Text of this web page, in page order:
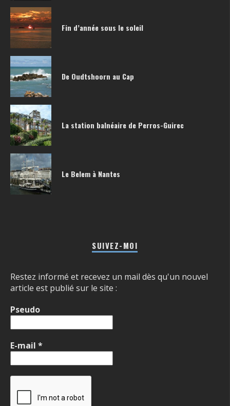
Fin d’année sous le soleil
De Oudtshoorn au Cap
La station balnéaire de Perros-Guirec
Le Belem à Nantes
SUIVEZ-MOI
Restez informé et recevez un mail dès qu'un nouvel
article est publié sur le site :
Pseudo
E-mail *